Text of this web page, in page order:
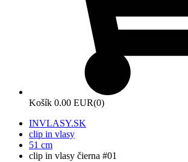
Košík 0.00 EUR(0)
INVLASY.SK
clip in vlasy
51 cm
clip in vlasy čierna #01